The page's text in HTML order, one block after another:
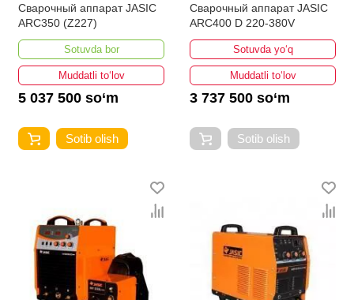
Сварочный аппарат JASIC
ARC350 (Z227)
Sotuvda bor
Muddatli to‘lov
5 037 500 so‘m
Sotib olish
Сварочный аппарат JASIC
ARC400 D 220-380V
Sotuvda yo‘q
Muddatli to‘lov
3 737 500 so‘m
Sotib olish